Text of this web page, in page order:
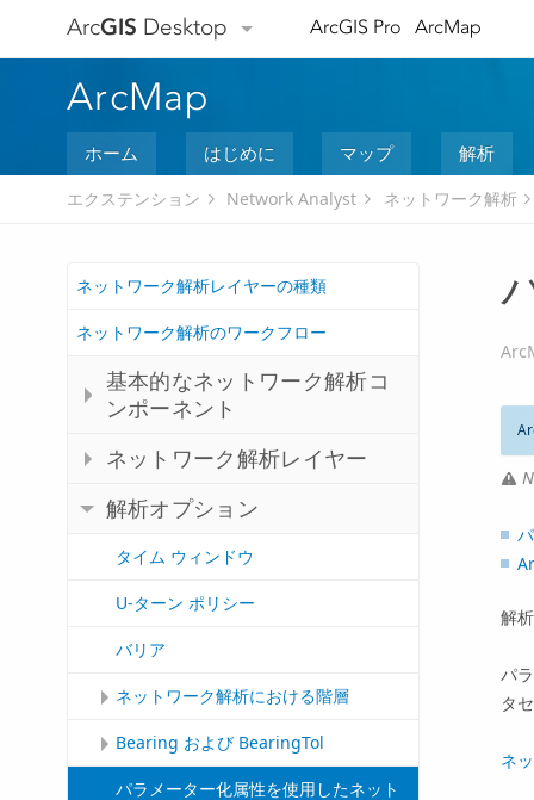
ArcGIS Desktop ArcGIS Pro ArcMap
ArcMap
ホーム はじめに マップ 解析
エクステンション Network Analyst ネットワーク解析
ネットワーク解析レイヤーの種類
ネットワーク解析のワークフロー
基本的なネットワーク解析コ
ンポーネント
ネットワーク解析レイヤー
解析オプション
タイム ウィンドウ
U-ターン ポリシー
バリア
ネットワーク解析における階層
Bearing および BearingTol
パラメーター化属性を使用したネット
解
パ
タ
ネ